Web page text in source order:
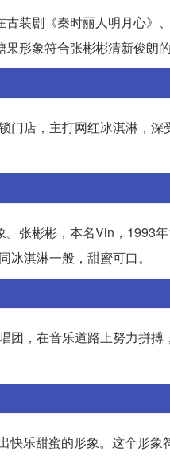
装剧《秦时丽人明月心》、
形象符合张彬彬清新俊朗的
门店，主打网红冰淇淋，深
。张彬彬，本名Vin，1993
淇淋一般，甜蜜可口。
团，在音乐道路上努力拼搏
快乐甜蜜的形象。这个形象